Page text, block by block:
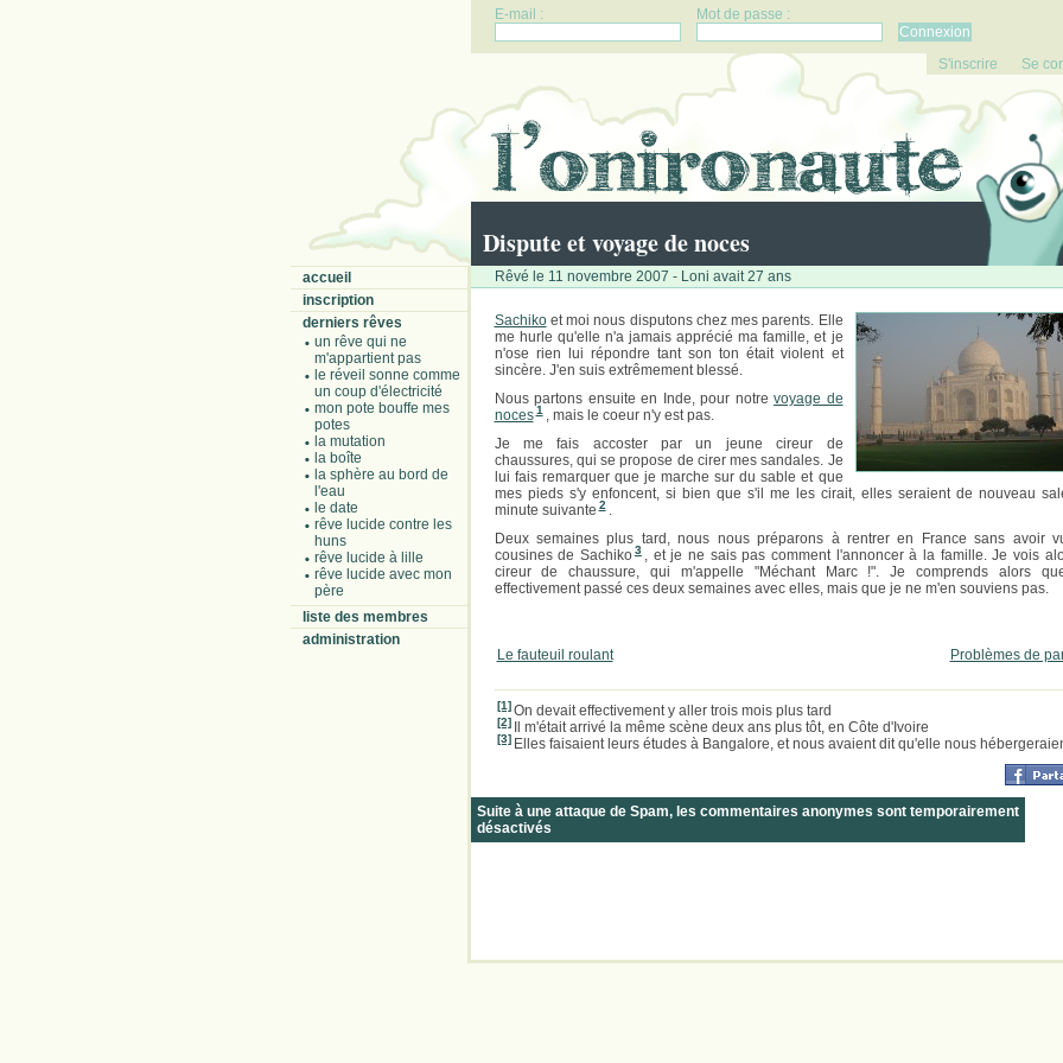
E-mail : Mot de passe :
S'inscrire Se
Dispute et voyage de noces
accueil
inscription
derniers rêves
un rêve qui ne
m'appartient pas
le réveil sonne comme
un coup d'électricité
mon pote bouffe mes
potes
la mutation
la boîte
la sphère au bord de
l'eau
le date
rêve lucide contre les
huns
rêve lucide à lille
rêve lucide avec mon
père
liste des membres
administration
Rêvé le 11 novembre 2007 - Loni avait 27 ans
Sachikoet moi nous disputons chez mes parents. Elle
me hurle qu'elle n'a jamais apprécié ma famille, et je
n'ose rien lui répondre tant son ton était violent et
sincère. J'en suis extrêmement blessé.
Nous partons ensuite en Inde, pour notre voyage de
noces1 , mais le coeur n'y est pas.
Je me fais accoster par un jeune cireur de
chaussures, qui se propose de cirer mes sandales. Je
lui fais remarquer que je marche sur du sable et que
mes pieds s'y enfoncent, si bien que s'il me les cirait, elles seraient de nouveau
minute suivante 2 .
Deux semaines plus tard, nous nous préparons à rentrer en France sans avoir
cousines de Sachiko3 , et je ne sais pas comment l'annoncer à la famille. Je vois
cireur de chaussure, qui m'appelle "Méchant Marc !". Je comprends alors
effectivement passé ces deux semaines avec elles, mais que je ne m'en souviens pas.
Le fauteuil roulant Problèmes de
[1] On devait effectivement y aller trois mois plus tard
[2] Il m'était arrivé la même scène deux ans plus tôt, en Côte d'Ivoire
[3] Elles faisaient leurs études à Bangalore, et nous avaient dit qu'elle nous
Suite à une attaque de Spam, les commentaires anonymes sont temporairement
désactivés